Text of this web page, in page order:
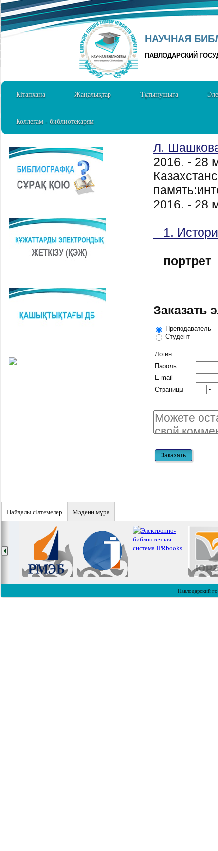
НАУЧНАЯ
ПАВЛОДАРСКИЙ
Кітапхана Жаңалықтар Тұтынушыға
Коллегам - библиотекарям
Л.
2016. - 28
2016. - 28
1.
портрет
Заказать
Преподаватель
Студент
Логин
Пароль
E-mail
Страницы
-
Пайдалы сiлтемелер Мәдени мұра
Павлодарский